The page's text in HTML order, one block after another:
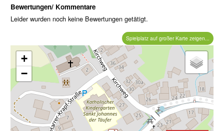
Bewertungen/ Kommentare
Leider wurden noch keine Bewertungen getätigt.
Spielplatz auf großer Karte zeigen...
+
−